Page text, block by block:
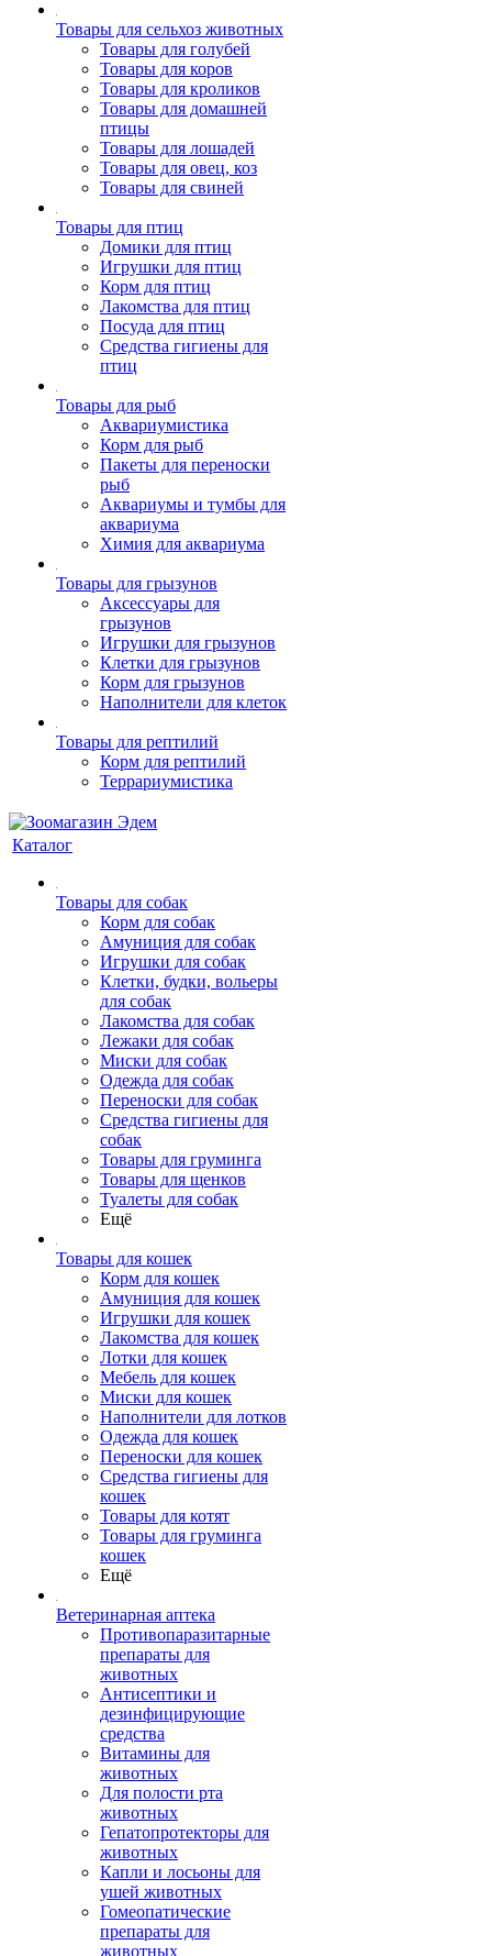
Товары для сельхоз животных
Товары для голубей
Товары для коров
Товары для кроликов
Товары для домашней
птицы
Товары для лошадей
Товары для овец, коз
Товары для свиней
Товары для птиц
Домики для птиц
Игрушки для птиц
Корм для птиц
Лакомства для птиц
Посуда для птиц
Средства гигиены для
птиц
Товары для рыб
Аквариумистика
Корм для рыб
Пакеты для переноски
рыб
Аквариумы и тумбы для
аквариума
Химия для аквариума
Товары для грызунов
Аксессуары для
грызунов
Игрушки для грызунов
Клетки для грызунов
Корм для грызунов
Наполнители для клеток
Товары для рептилий
Корм для рептилий
Террариумистика
Каталог
Товары для собак
Корм для собак
Амуниция для собак
Игрушки для собак
Клетки, будки, вольеры
для собак
Лакомства для собак
Лежаки для собак
Миски для собак
Одежда для собак
Переноски для собак
Средства гигиены для
собак
Товары для груминга
Товары для щенков
Туалеты для собак
Ещё
Товары для кошек
Корм для кошек
Амуниция для кошек
Игрушки для кошек
Лакомства для кошек
Лотки для кошек
Мебель для кошек
Миски для кошек
Наполнители для лотков
Одежда для кошек
Переноски для кошек
Средства гигиены для
кошек
Товары для котят
Товары для груминга
кошек
Ещё
Ветеринарная аптека
Противопаразитарные
препараты для
животных
Антисептики и
дезинфицирующие
средства
Витамины для
животных
Для полости рта
животных
Гепатопротекторы для
животных
Капли и лосьоны для
ушей животных
Гомеопатические
препараты для
животных